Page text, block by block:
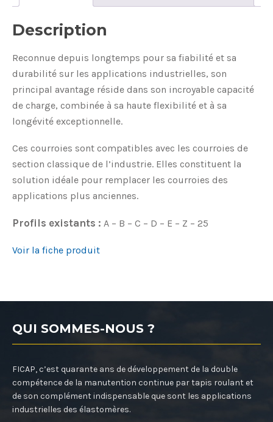
Description
Reconnue depuis longtemps pour sa fiabilité et sa
durabilité sur les applications industrielles, son
principal avantage réside dans son incroyable capacité
de charge, combinée à sa haute flexibilité et à sa
longévité exceptionnelle.
Ces courroies sont compatibles avec les courroies de
section classique de l’industrie. Elles constituent la
solution idéale pour remplacer les courroies des
applications plus anciennes.
Profils existants : A – B – C – D – E – Z – 25
Voir la fiche produit
QUI SOMMES-NOUS ?
FICAP, c’est quarante ans de développement de la double
compétence de la manutention continue par tapis roulant et
de son complément indispensable que sont les applications
industrielles des élastomères.